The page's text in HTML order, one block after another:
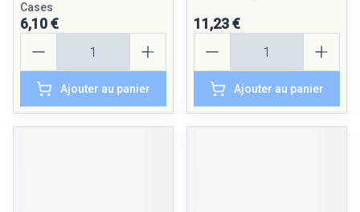
Cases
6,10 €
Ajouter au panier
11,23 €
Ajouter au panier